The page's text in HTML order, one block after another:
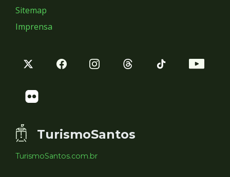
Sitemap
Imprensa
TurismoSantos
TurismoSantos.com.br